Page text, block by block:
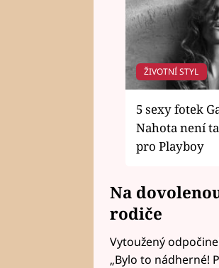
ŽIVOTNÍ STYL
5 sexy fotek
Nahota není
pro Playboy
Na
rodiče
Vytoužený
„Bylo to nádherné!